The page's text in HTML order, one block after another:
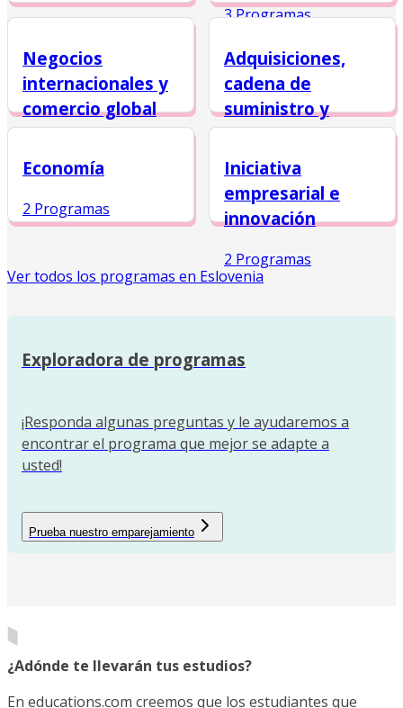
3 Programas
Negocios
internacionales y
comercio global
Adquisiciones,
cadena de
suministro y
logística
2 Programas
Economía
2 Programas
Iniciativa
empresarial e
innovación
2 Programas
Ver todos los programas en Eslovenia
Exploradora de programas
¡Responda algunas preguntas y le ayudaremos a
encontrar el programa que mejor se adapte a
usted!
Prueba nuestro emparejamiento
¿Adónde te llevarán tus estudios?
En educations.com creemos que los estudiantes que